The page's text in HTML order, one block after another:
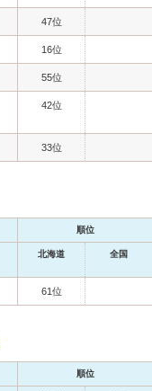
47位
16位
55位
42位
33位
順位
北海道 全国
61位
順位